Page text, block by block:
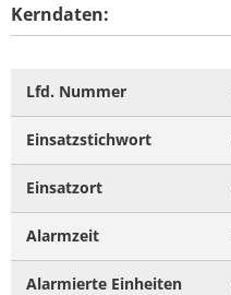
Kerndaten:
Lfd. Nummer
Einsatzstichwort
Einsatzort
Alarmzeit
Alarmierte Einheiten